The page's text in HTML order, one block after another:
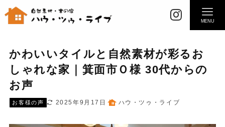
MENU
かわいいタイルと自然素材が彩るお
しゃれな家｜箕面市Ｏ様 30代からの
お声
お客様の声 2025年9月17日 ハウ・ツゥ・ライブ